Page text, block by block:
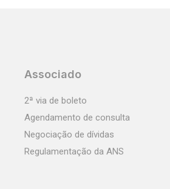
Associado
2ª via de boleto
Agendamento de consulta
Negociação de dívidas
Regulamentação da ANS